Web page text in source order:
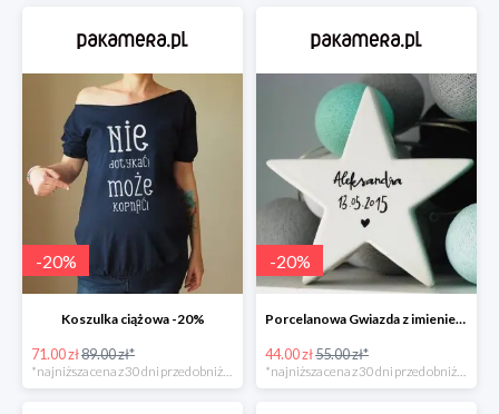
-20%
Koszulka ciążowa -20%
71.00 zł89.00 zł*
-20%
Porcelanowa Gwiazda z imieniem i datą urodzenia dziecka -20%
44.00 zł55.00 zł*